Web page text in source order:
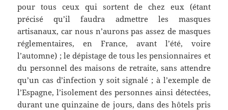
pour tous ceux qui sortent de chez eux (étant
précisé qu’il faudra admettre les masques
artisanaux, car nous n’aurons pas assez de masques
réglementaires, en France, avant l’été, voire
l’automne) ; le dépistage de tous les pensionnaires et
du personnel des maisons de retraite, sans attendre
qu’un cas d’infection y soit signalé ; à l’exemple de
l’Espagne, l’isolement des personnes ainsi détectées,
durant une quinzaine de jours, dans des hôtels pris